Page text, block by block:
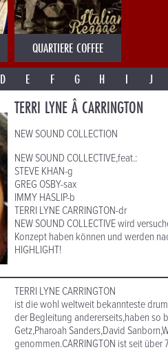
QUARTIERE COFFEE
D E F G H I J
TERRI LYNE Â CARRINGTON
NEW SOUND COLLECTION
NEW SOUND COLLECTIVE,feat.:
STEVE KHAN-g
GREG OSBY-sax
IMMY HASLIP-b
TERRI LYNE CARRINGTON-dr
NEW SOUND COLLECTIVE wird
Konzept haben können und werden
HIGHLIGHT!
TERRI LYNE CARRINGTON
ist die wohl weltweit bekannteste
der Begleitung andererseits,haben so
Getz,Pharoah Sanders,David
genommen.CARRINGTON ist seit